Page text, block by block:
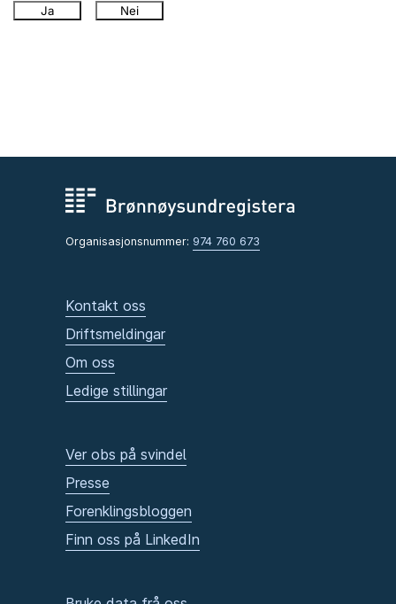
Ja Nei
Organisasjonsnummer: 974 760 673
Kontakt oss
Driftsmeldingar
Om oss
Ledige stillingar
Ver obs på svindel
Presse
Forenklingsbloggen
Finn oss på LinkedIn